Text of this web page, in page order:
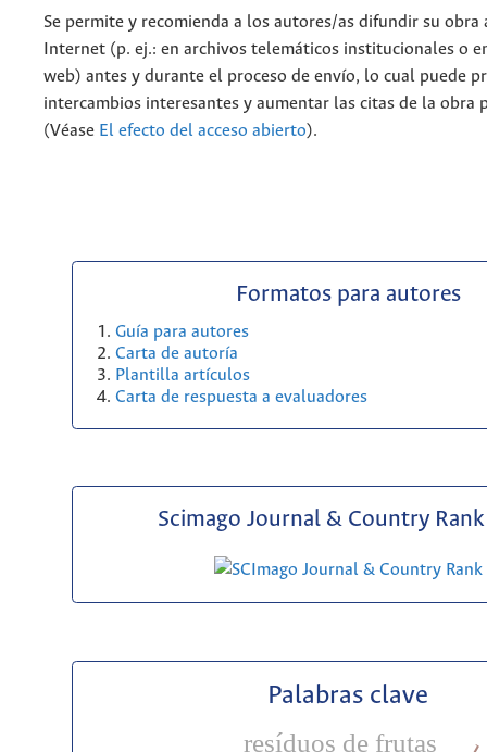
Se permite y recomienda a los autores/as difundir su obra
Internet (p. ej.: en archivos telemáticos institucionales o
web) antes y durante el proceso de envío, lo cual puede
intercambios interesantes y aumentar las citas de la obra
(Véase El efecto del acceso abierto).
Formatos para autores
Guía para autores
Carta de autoría
Plantilla artículos
Carta de respuesta a evaluadores
Scimago Journal & Country Rank
Palabras clave
resíduos de frutas